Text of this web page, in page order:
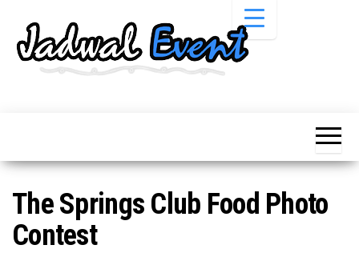
Pameran,
Acara &
Promo
Pameran,
Bazaar,
Workshop,
The Springs Club Food Photo
Contest